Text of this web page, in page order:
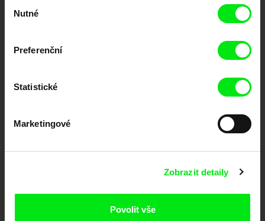
souhlasu
Nutné
Preferenční
Statistické
Marketingové
Zobrazit detaily
Povolit vše
MFDF Ji.hlava